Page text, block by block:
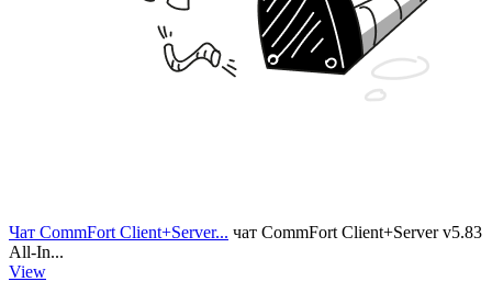
Чат CommFort Client+Server... чат CommFort Client+Server v5.83
All-In...
View